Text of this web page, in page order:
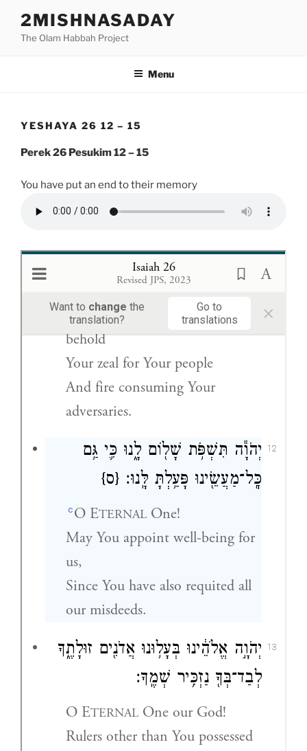
content
2MISHNASADAY
The Olam Habbah Project
Menu
YESHAYA 26 12 – 15
Perek 26 Pesukim 12 – 15
You have put an end to their memory